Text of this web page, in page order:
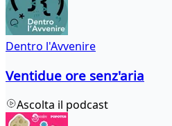
Dentro l'Avvenire
Ventidue ore senz'aria
Ascolta il podcast